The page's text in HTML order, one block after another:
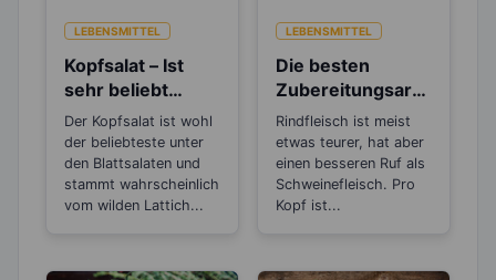
LEBENSMITTEL
Kopfsalat – Ist
sehr beliebt
wegen seiner
beruhigenden
Wirkung
Der Kopfsalat ist wohl
der beliebteste unter
den Blattsalaten und
stammt wahrscheinlich
vom wilden Lattich...
LEBENSMITTEL
Die besten
Zubereitungsarte
n für Rindfleisch
Rindfleisch ist meist
etwas teurer, hat aber
einen besseren Ruf als
Schweinefleisch. Pro
Kopf ist...